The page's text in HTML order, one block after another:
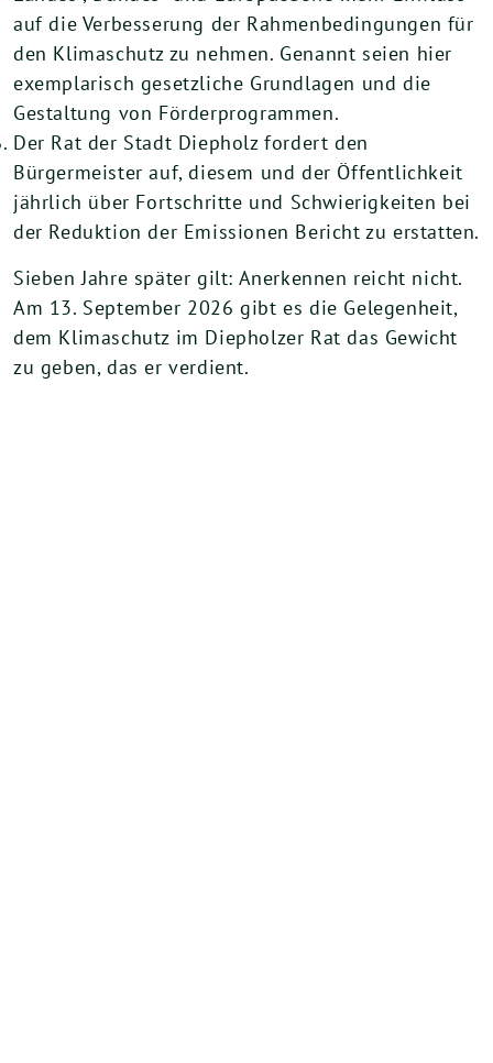
auf die Verbesserung der Rahmenbedingungen für
den Klimaschutz zu nehmen. Genannt seien hier
exemplarisch gesetzliche Grundlagen und die
Gestaltung von Förderprogrammen.
Der Rat der Stadt Diepholz fordert den
Bürgermeister auf, diesem und der Öffentlichkeit
jährlich über Fortschritte und Schwierigkeiten bei
der Reduktion der Emissionen Bericht zu erstatten.
Sieben Jahre später gilt: Anerkennen reicht nicht.
Am 13. September 2026 gibt es die Gelegenheit,
dem Klimaschutz im Diepholzer Rat das Gewicht
zu geben, das er verdient.